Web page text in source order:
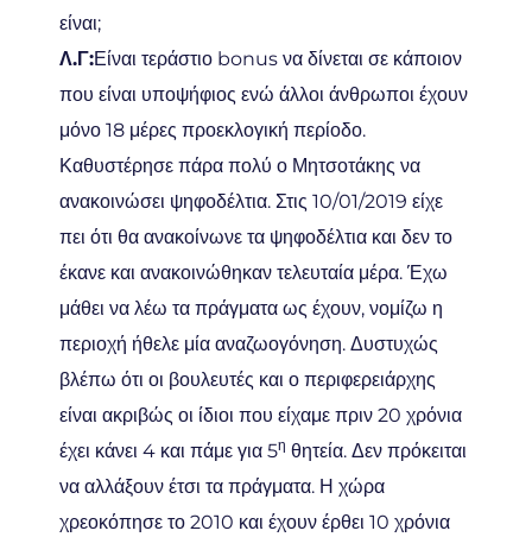
είναι;
Λ.Γ:Είναι τεράστιο bonus να δίνεται σε κάποιον
που είναι υποψήφιος ενώ άλλοι άνθρωποι έχουν
μόνο 18 μέρες προεκλογική περίοδο.
Καθυστέρησε πάρα πολύ ο Μητσοτάκης να
ανακοινώσει ψηφοδέλτια. Στις 10/01/2019 είχε
πει ότι θα ανακοίνωνε τα ψηφοδέλτια και δεν το
έκανε και ανακοινώθηκαν τελευταία μέρα. Έχω
μάθει να λέω τα πράγματα ως έχουν, νομίζω η
περιοχή ήθελε μία αναζωογόνηση. Δυστυχώς
βλέπω ότι οι βουλευτές και ο περιφερειάρχης
είναι ακριβώς οι ίδιοι που είχαμε πριν 20 χρόνια
έχει κάνει 4 και πάμε για 5η θητεία. Δεν πρόκειται
να αλλάξουν έτσι τα πράγματα. Η χώρα
χρεοκόπησε το 2010 και έχουν έρθει 10 χρόνια